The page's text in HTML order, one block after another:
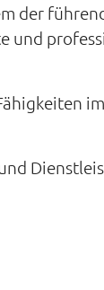
der
und